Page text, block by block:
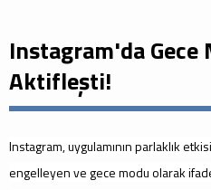
Instagram'da Gece
Aktifleşti!
Instagram, uygulamının parlaklık
engelleyen ve gece modu olarak